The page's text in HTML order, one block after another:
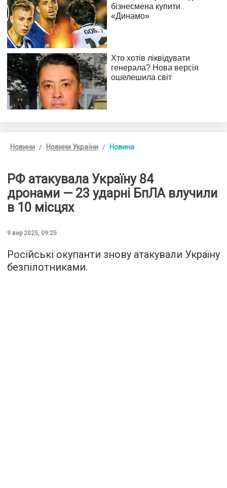
Новини Новини України Новина
РФ атакувала Україну 84
дронами — 23 ударні БпЛА влучили
в 10 місцях
9 вер 2025, 09:25
Російські окупанти знову атакували Україну
безпілотниками.